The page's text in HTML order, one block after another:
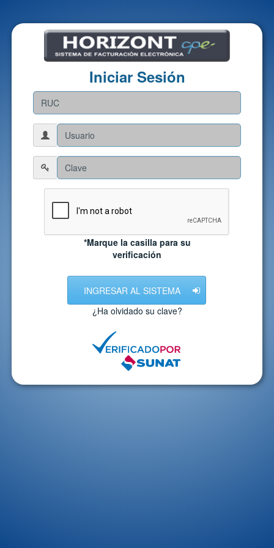
Iniciar Sesión
*Marque la casilla para su
verificación
INGRESAR AL SISTEMA
¿Ha olvidado su clave?